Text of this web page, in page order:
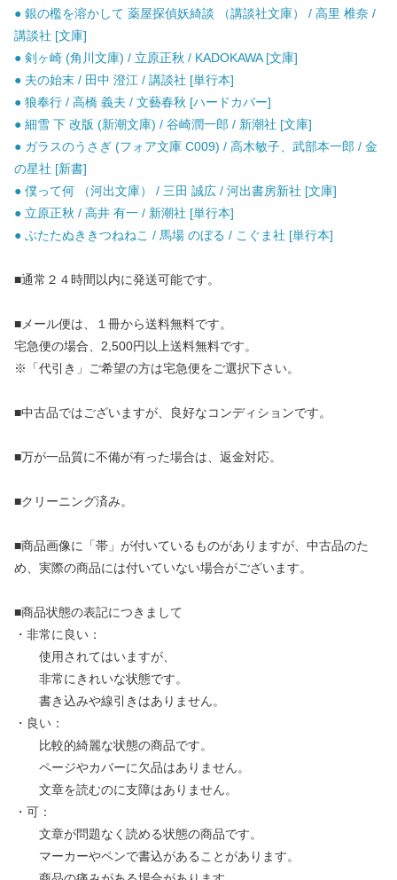
● 銀の檻を溶かして 薬屋探偵妖綺談 （講談社文庫） / 高里 椎奈 /
講談社 [文庫]
● 剣ヶ崎 (角川文庫) / 立原正秋 / KADOKAWA [文庫]
● 夫の始末 / 田中 澄江 / 講談社 [単行本]
● 狼奉行 / 高橋 義夫 / 文藝春秋 [ハードカバー]
● 細雪 下 改版 (新潮文庫) / 谷崎潤一郎 / 新潮社 [文庫]
● ガラスのうさぎ (フォア文庫 C009) / 高木敏子、武部本一郎 / 金
の星社 [新書]
● 僕って何 （河出文庫） / 三田 誠広 / 河出書房新社 [文庫]
● 立原正秋 / 高井 有一 / 新潮社 [単行本]
● ぶたたぬききつねねこ / 馬場 のぼる / こぐま社 [単行本]
■通常２４時間以内に発送可能です。
■メール便は、１冊から送料無料です。
宅急便の場合、2,500円以上送料無料です。
※「代引き」ご希望の方は宅急便をご選択下さい。
■中古品ではございますが、良好なコンディションです。
■万が一品質に不備が有った場合は、返金対応。
■クリーニング済み。
■商品画像に「帯」が付いているものがありますが、中古品のた
め、実際の商品には付いていない場合がございます。
■商品状態の表記につきまして
・非常に良い：
使用されてはいますが、
非常にきれいな状態です。
書き込みや線引きはありません。
・良い：
比較的綺麗な状態の商品です。
ページやカバーに欠品はありません。
文章を読むのに支障はありません。
・可：
文章が問題なく読める状態の商品です。
マーカーやペンで書込があることがあります。